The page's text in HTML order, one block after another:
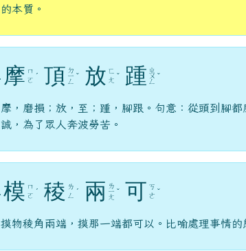
的本質。
摩 ㄇ
ㄛ ˊ 頂 ㄉ
ㄧ
ㄥ
ˇ 放 ㄈ
ㄤ ˇ 踵 ㄓ
ㄨ
ㄥ
ˇ
摩，磨損；放，至；踵，腳跟。句意：從頭到腳
誠，為了眾人奔波勞苦。
模 ㄇ
ㄛ ˊ 稜 ㄌ
ㄥ
ˊ 兩 ㄌ
ㄧ
ㄤ
ˇ 可 ㄎ
ㄜ ˇ
摸物稜角兩端，摸那一端都可以。比喻處理事情